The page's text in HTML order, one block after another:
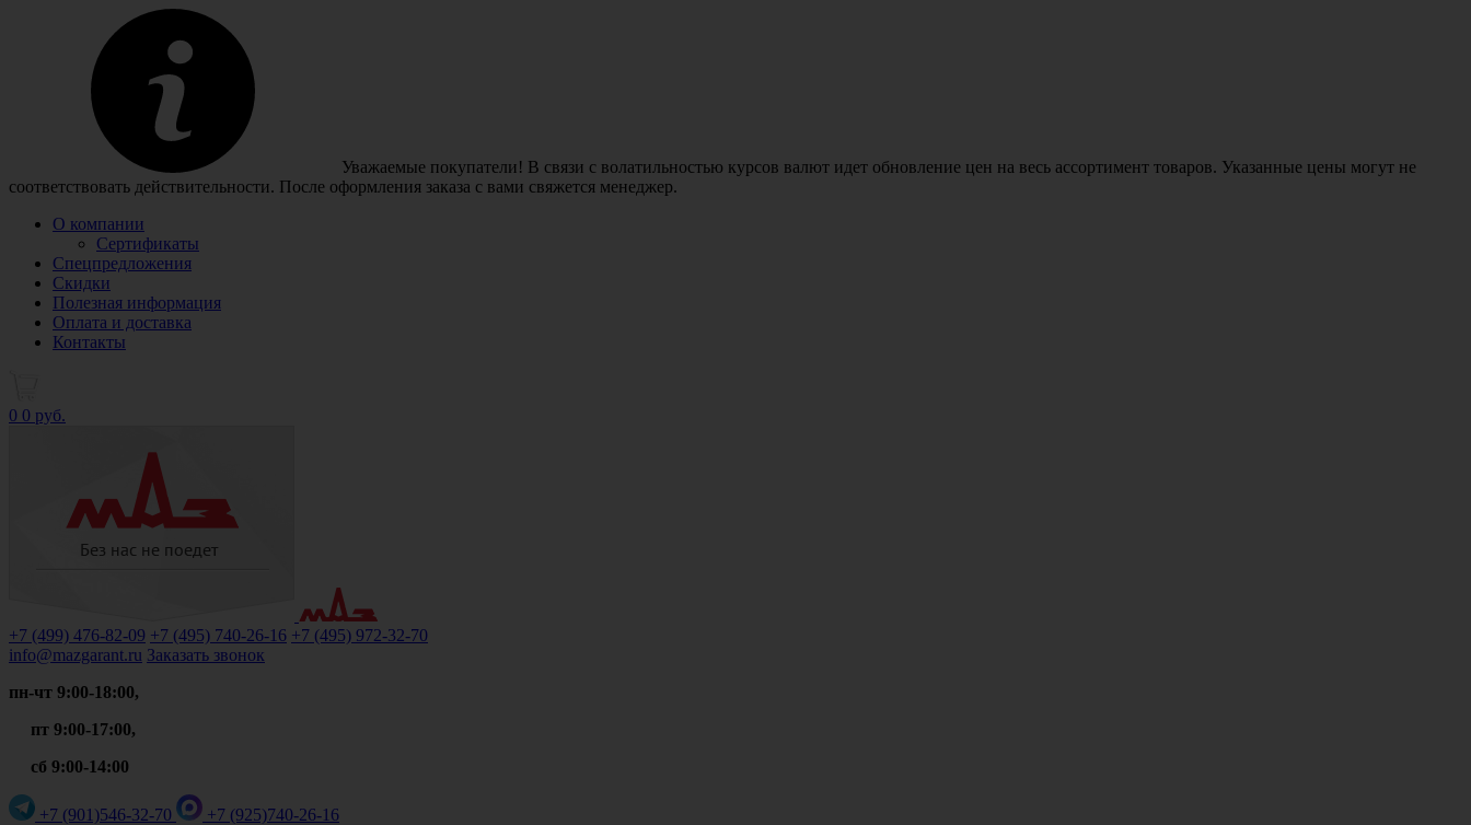
Уважаемые покупатели! В связи с волатильностью курсов валют идет обновление цен на весь ассортимент товаров. Указанные цены могут не
соответствовать действительности. После оформления заказа с вами свяжется менеджер.
О компании
Сертификаты
Спецпредложения
Скидки
Полезная информация
Оплата и доставка
Контакты
0 0 руб.
+7 (499) 476-82-09 +7 (495) 740-26-16 +7 (495) 972-32-70
info@mazgarant.ru Заказать звонок
пн-чт 9:00-18:00,
пт 9:00-17:00,
сб 9:00-14:00
+7 (901)546-32-70 +7 (925)740-26-16